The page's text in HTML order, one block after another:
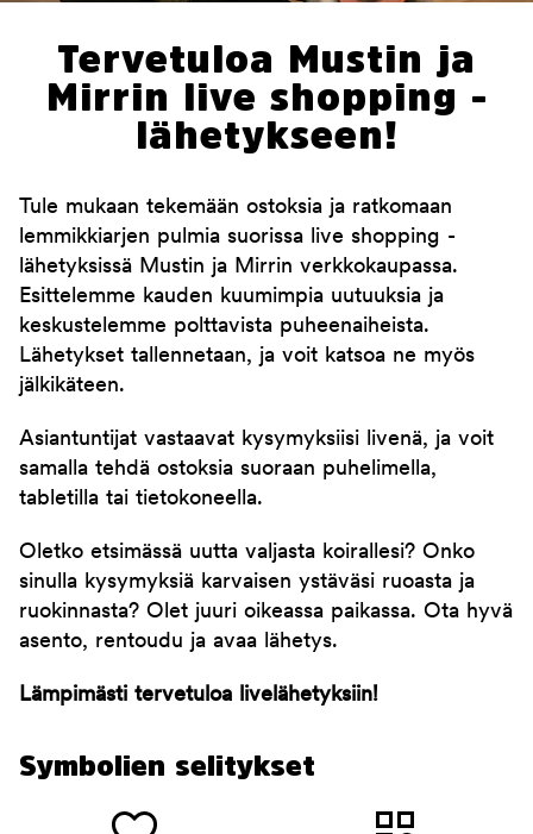
Tervetuloa Mustin ja
Mirrin live shopping -
lähetykseen!
Tule mukaan tekemään ostoksia ja ratkomaan
lemmikkiarjen pulmia suorissa live shopping -
lähetyksissä Mustin ja Mirrin verkkokaupassa.
Esittelemme kauden kuumimpia uutuuksia ja
keskustelemme polttavista puheenaiheista.
Lähetykset tallennetaan, ja voit katsoa ne myös
jälkikäteen.
Asiantuntijat vastaavat kysymyksiisi livenä, ja voit
samalla tehdä ostoksia suoraan puhelimella,
tabletilla tai tietokoneella.
Oletko etsimässä uutta valjasta koirallesi? Onko
sinulla kysymyksiä karvaisen ystäväsi ruoasta ja
ruokinnasta? Olet juuri oikeassa paikassa. Ota hyvä
asento, rentoudu ja avaa lähetys.
Lämpimästi tervetuloa livelähetyksiin!
Symbolien selitykset